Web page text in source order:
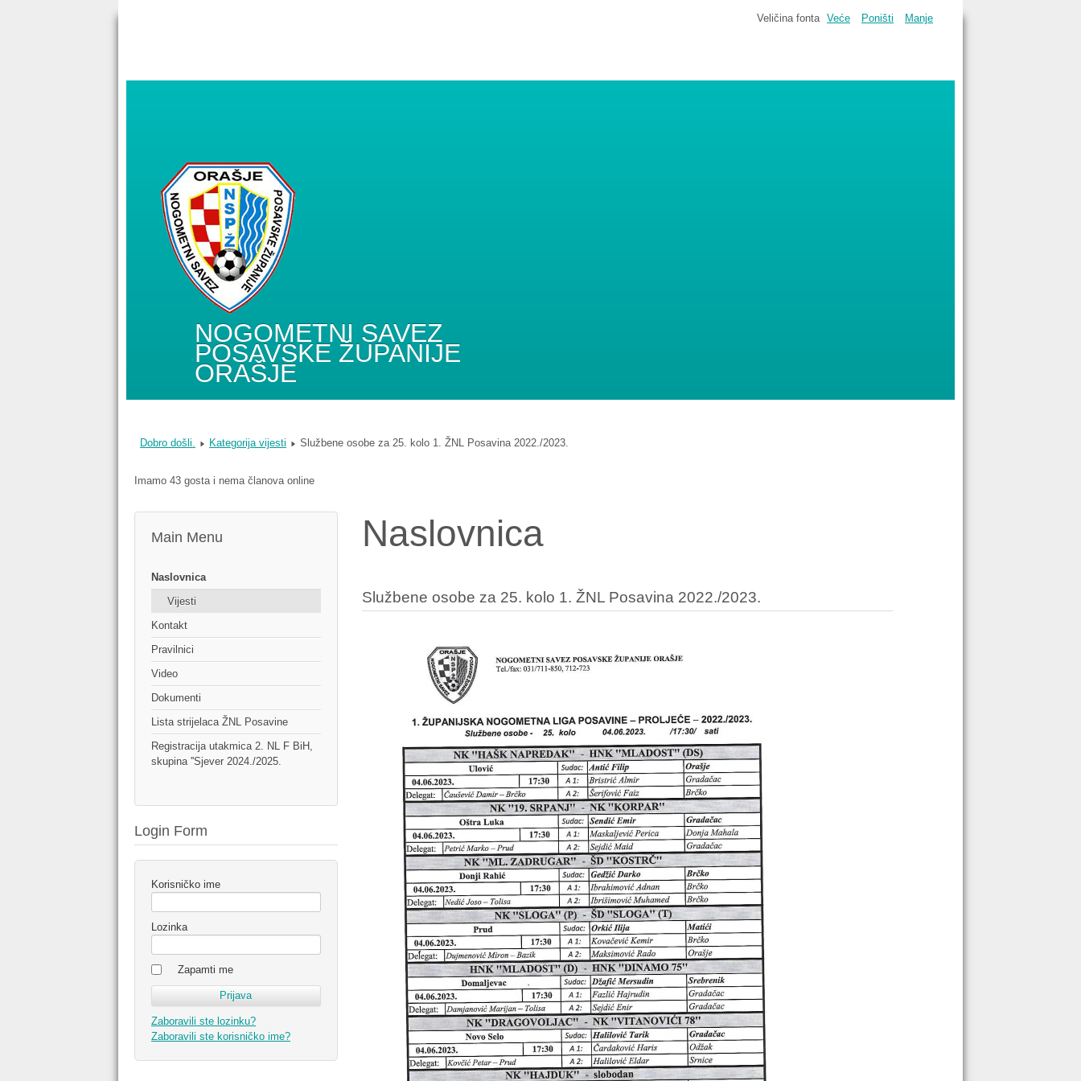
NOGOMETNI SAVEZ
POSAVSKE ŽUPANIJE
ORAŠJE
Veličina fonta Veće Poništi Manje
Dobro došli. Kategorija vijesti Službene osobe za 25. kolo 1. ŽNL Posavina 2022./2023.
Imamo 43 gosta i nema članova online
Main Menu
Naslovnica
Vijesti
Kontakt
Pravilnici
Video
Dokumenti
Lista strijelaca ŽNL Posavine
Registracija utakmica 2. NL F BiH,
skupina ''Sjever 2024./2025.
Login Form
Korisničko ime
Lozinka
Zapamti me
Zaboravili ste lozinku?
Zaboravili ste korisničko ime?
Naslovnica
Službene osobe za 25. kolo 1. ŽNL Posavina 2022./2023.